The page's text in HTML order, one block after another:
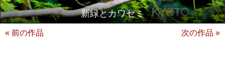
新緑とカワセミ
« 前の作品 次の作品 »